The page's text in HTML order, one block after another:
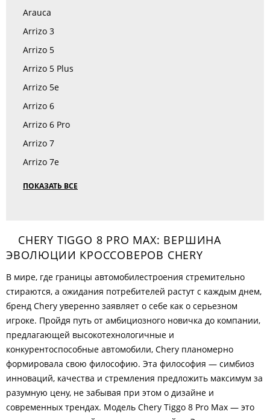
Arauca
Arrizo 3
Arrizo 5
Arrizo 5 Plus
Arrizo 5e
Arrizo 6
Arrizo 6 Pro
Arrizo 7
Arrizo 7e
ПОКАЗАТЬ ВСЕ
CHERY TIGGO 8 PRO MAX: ВЕРШИНА
ЭВОЛЮЦИИ КРОССОВЕРОВ CHERY
В мире, где границы автомобилестроения стремительно
стираются, а ожидания потребителей растут с каждым днем,
бренд Chery уверенно заявляет о себе как о серьезном
игроке. Пройдя путь от амбициозного новичка до компании,
предлагающей высокотехнологичные и
конкурентоспособные автомобили, Chery планомерно
формировала свою философию. Эта философия — симбиоз
инноваций, качества и стремления предложить максимум за
разумную цену, не забывая при этом о дизайне и
современных трендах. Модель Chery Tiggo 8 Pro Max — это